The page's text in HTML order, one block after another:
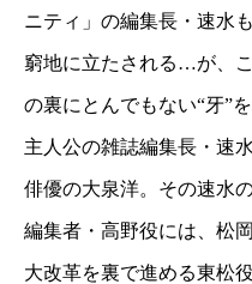
ニティ」の編集長・速水
窮地に立たされる…が、
の裏にとんでもない“牙”
主人公の雑誌編集長・速
俳優の大泉洋。その速水
編集者・高野役には、松
大改革を裏で進める東松